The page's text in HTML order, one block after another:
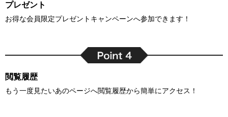
プレゼント
お得な会員限定プレゼントキャンペーンへ参加できます！
閲覧履歴
もう一度見たいあのページへ閲覧履歴から簡単にアクセス！